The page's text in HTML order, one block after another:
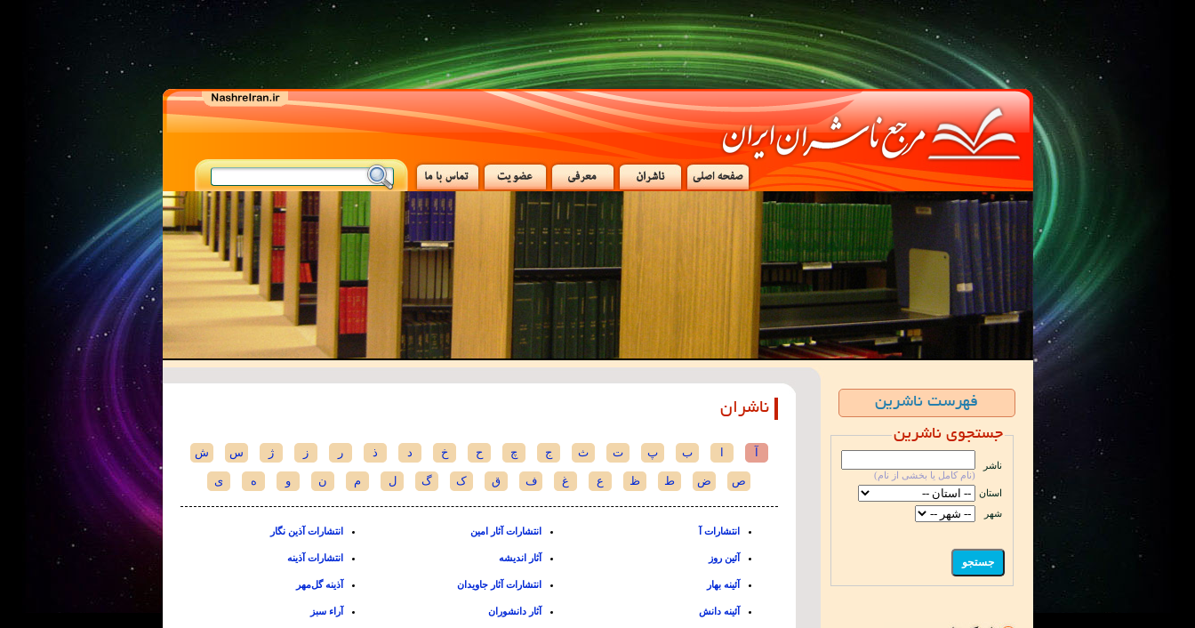
فهرست ناشرین
جستجوی ناشرین
ناشر
(نام کامل یا بخشی از نام)
استان
شهر
ناشران
ا ب پ ت ث ج چ ح خ د ذ ر ز ژ س ش
ص ض ط ظ ع غ ف ق ک گ ل م ن و ه ی
انتشارات آ
آئین روز
آئینه بهار
آئینه دانش
انتشارات آثار امین
آثار اندیشه
انتشارات آثار جاویدان
آثار دانشوران
انتشارات آذین نگار
انتشارات آذینه
آذینه گل‌مهر
آراء سبز